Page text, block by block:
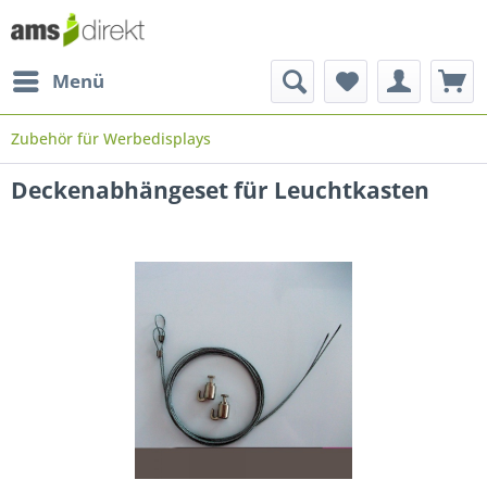
Menü
Zubehör für Werbedisplays
Deckenabhängeset für Leuchtkasten